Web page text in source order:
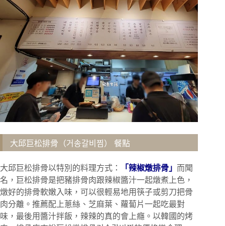
大邱巨松排骨（거송갈비찜） 餐點
大邱巨松排骨以特別的料理方式： 「辣椒燉排骨」 而聞
名，⁣巨松排骨是把豬排骨肉跟辣椒醬汁一起燉煮上色，⁣
燉好的排骨軟嫩入味，⁣可以很輕易地用筷子或剪刀把骨
肉分離。推薦配上蔥絲、芝麻葉、蘿蔔片一起吃最對
味，最後用醬汁拌飯，辣辣的真的會上癮。以韓國的烤